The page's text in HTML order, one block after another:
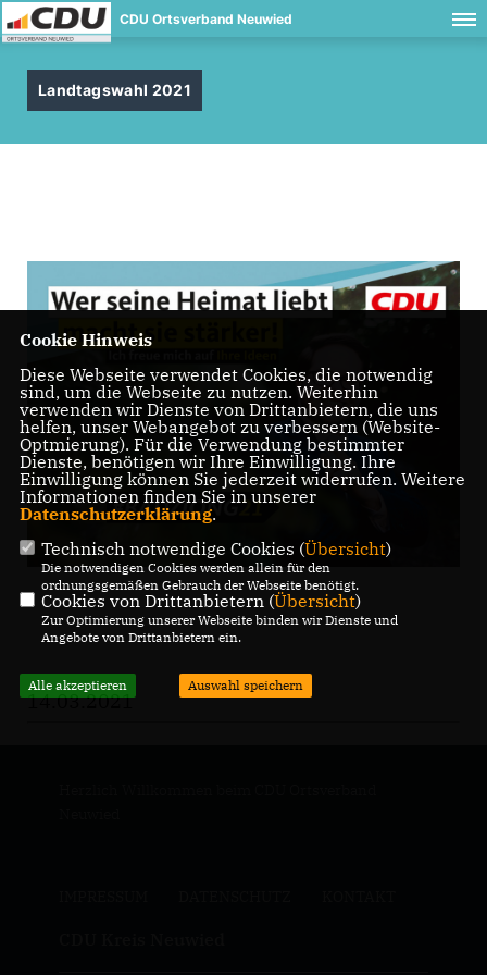
CDU Ortsverband Neuwied
Landtagswahl 2021
14.03.2021
Cookie Hinweis
Diese Webseite verwendet Cookies, die notwendig
sind, um die Webseite zu nutzen. Weiterhin
verwenden wir Dienste von Drittanbietern, die uns
helfen, unser Webangebot zu verbessern (Website-
Optmierung). Für die Verwendung bestimmter
Dienste, benötigen wir Ihre Einwilligung. Ihre
Einwilligung können Sie jederzeit widerrufen. Weitere
Informationen finden Sie in unserer
Datenschutzerklärung.
Technisch notwendige Cookies (Übersicht)
Die notwendigen Cookies werden allein für den
ordnungsgemäßen Gebrauch der Webseite benötigt.
Cookies von Drittanbietern (Übersicht)
Zur Optimierung unserer Webseite binden wir Dienste und
Angebote von Drittanbietern ein.
Alle akzeptieren Auswahl speichern